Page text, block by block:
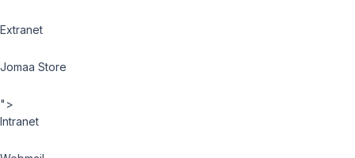
Extranet
Jomaa Store
">
Intranet